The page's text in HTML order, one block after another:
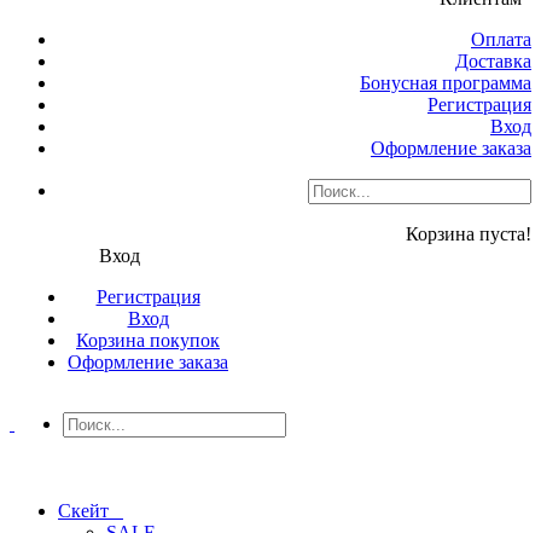
Оплата
Доставка
Бонусная программа
Регистрация
Вход
Оформление заказа
Корзина пуста!
Вход
Регистрация
Вход
Корзина покупок
Оформление заказа
Скейт